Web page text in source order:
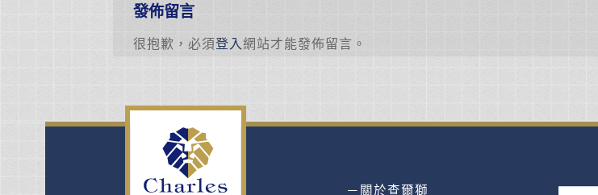
發佈留言
很抱歉，必須登入 網站才能發佈留言。
－關於查爾獅